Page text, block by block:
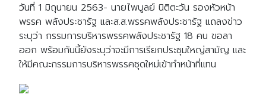
วันที่ 1 มิถุนายน 2563- นายไพบูลย์ นิติตะวัน รองหัวหน้า
พรรค พลังประชารัฐ และส.ส.พรรคพลังประชารัฐ แถลงข่าว
ระบุว่า กรรมการบริหารพรรคพลังประชารัฐ 18 คน ขอลา
ออก พร้อมกันนี้ยังระบุว่าจะมีการเรียกประชุมใหญ่สามัญ และ
ให้มีคณะกรรมการบริหารพรรคชุดใหม่เข้าทำหน้าที่แทน